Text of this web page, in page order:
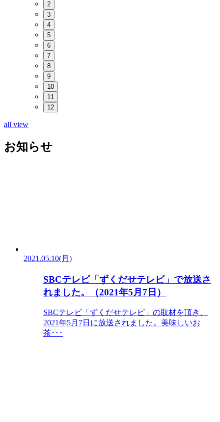
2
3
4
5
6
7
8
9
10
11
12
all view
お知らせ
2021.05.10(月)
SBCテレビ「ずくだせテレビ」で放送さ
れました。（2021年5月7日）
SBCテレビ「ずくだせテレビ」の取材を頂き、
2021年5月7日に放送されました。美味しいお
茶･･･